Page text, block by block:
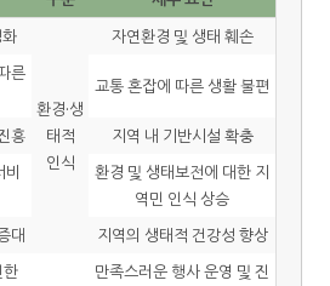
환경·생
태적
인식
자연환경 및 생태 훼손
른
교통 혼잡에 따른 생활 불편
흥
지역 내 기반시설 확충
환경 및 생태보전에 대한 지
역민 인식 상승
대
지역의 생태적 건강성 향상
한
만족스러운 행사 운영 및 진